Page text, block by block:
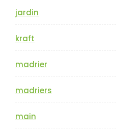
jardin
kraft
madrier
madriers
main